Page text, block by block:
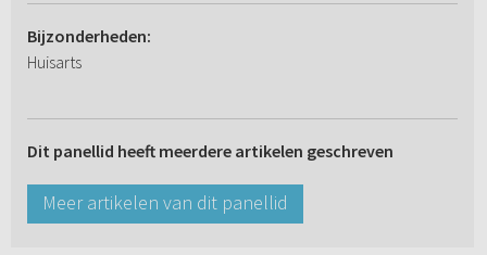
Bijzonderheden:
Huisarts
Dit panellid heeft meerdere artikelen geschreven
Meer artikelen van dit panellid